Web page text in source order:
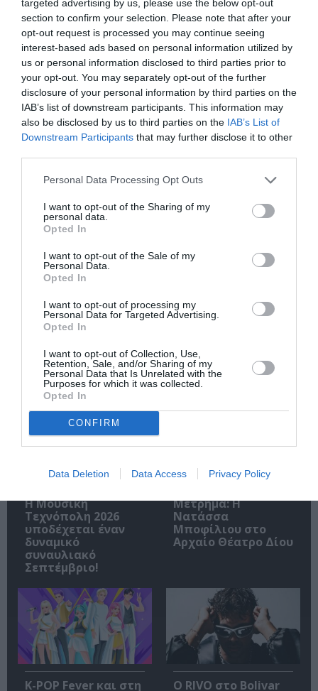
targeted advertising by us, please use the below opt-out
section to confirm your selection. Please note that after your
opt-out request is processed you may continue seeing
interest-based ads based on personal information utilized by
us or personal information disclosed to third parties prior to
your opt-out. You may separately opt-out of the further
disclosure of your personal information by third parties on the
IAB’s list of downstream participants. This information may
also be disclosed by us to third parties on the IAB’s List of
Downstream Participants that may further disclose it to other
Personal Data Processing Opt Outs
I want to opt-out of the Sharing of my
personal data.
Opted In
I want to opt-out of the Sale of my
Personal Data.
Opted In
I want to opt-out of processing my
Personal Data for Targeted Advertising.
Opted In
I want to opt-out of Collection, Use,
Retention, Sale, and/or Sharing of my
Personal Data that Is Unrelated with the
Purposes for which it was collected.
Opted In
CONFIRM
Data Deletion Data Access Privacy Policy
Δείτε όλα τατελευταία νέα για την Τέχνη και τον
Πολιτισμό στο Culturenow.gr
Νέοι Διαγωνισμοί❯
Tags
POP - ROCK - ALTERNATIVE ΣΥΝΑΥΛΙΕΣ 2023
Newsletter
την Τέχνη και τον Πολιτισμό!
Ακολουθήστε το Culturenow.gr
Σχετικά Άρθρα
Η Μουσική
Τεχνόπολη 2026
υποδέχεται έναν
δυναμικό
συναυλιακό
Σεπτέμβριο!
Μέτρημα: Η
Νατάσσα
Μποφίλιου στο
Αρχαίο Θέατρο Δίου
K-POP Fever και στη
Ο RIVO στο Bolivar